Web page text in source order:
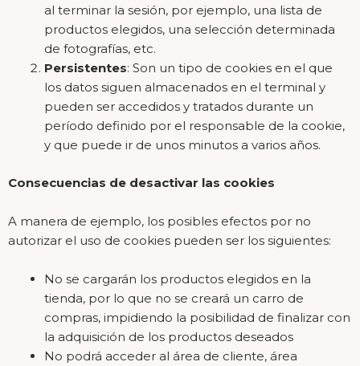
al terminar la sesión, por ejemplo, una lista de
productos elegidos, una selección determinada
de fotografías, etc.
Persistentes: Son un tipo de cookies en el que
los datos siguen almacenados en el terminal y
pueden ser accedidos y tratados durante un
período definido por el responsable de la cookie,
y que puede ir de unos minutos a varios años.
Consecuencias de desactivar las cookies
A manera de ejemplo, los posibles efectos por no
autorizar el uso de cookies pueden ser los siguientes:
No se cargarán los productos elegidos en la
tienda, por lo que no se creará un carro de
compras, impidiendo la posibilidad de finalizar con
la adquisición de los productos deseados
No podrá acceder al área de cliente, área